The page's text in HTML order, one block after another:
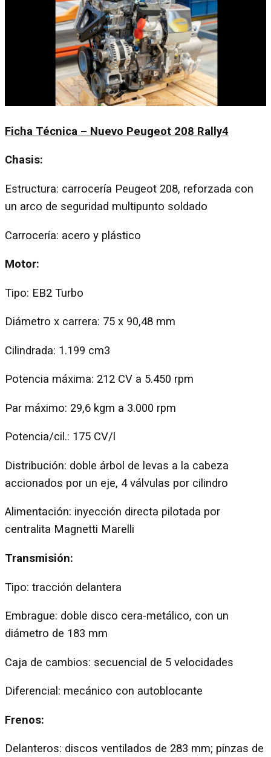
Ficha Técnica – Nuevo Peugeot 208 Rally4
Chasis:
Estructura: carrocería Peugeot 208, reforzada con
un arco de seguridad multipunto soldado
Carrocería: acero y plástico
Motor:
Tipo: EB2 Turbo
Diámetro x carrera: 75 x 90,48 mm
Cilindrada: 1.199 cm3
Potencia máxima: 212 CV a 5.450 rpm
Par máximo: 29,6 kgm a 3.000 rpm
Potencia/cil.: 175 CV/l
Distribución: doble árbol de levas a la cabeza
accionados por un eje, 4 válvulas por cilindro
Alimentación: inyección directa pilotada por
centralita Magnetti Marelli
Transmisión:
Tipo: tracción delantera
Embrague: doble disco cera-metálico, con un
diámetro de 183 mm
Caja de cambios: secuencial de 5 velocidades
Diferencial: mecánico con autoblocante
Frenos:
Delanteros: discos ventilados de 283 mm; pinzas de